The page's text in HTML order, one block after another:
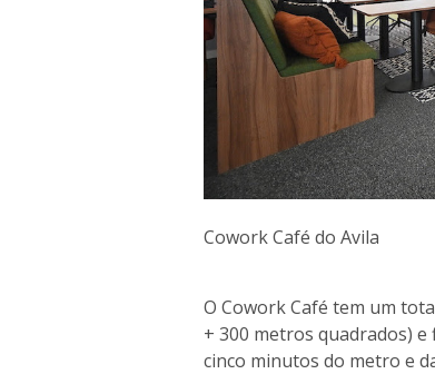
Cowork Café do Avila
O Cowork Café tem um
+ 300 metros quadrados) e
cinco minutos do metro e